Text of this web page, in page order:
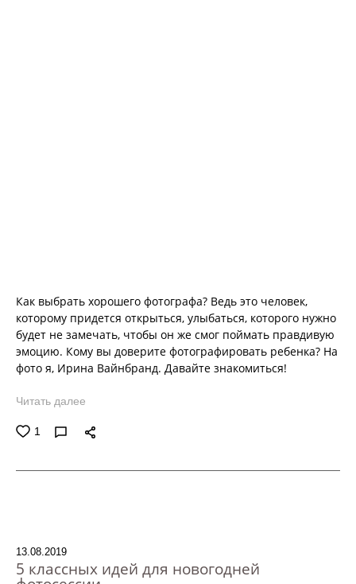
Как выбрать хорошего фотографа? Ведь это человек,
которому придется открыться, улыбаться, которого нужно
будет не замечать, чтобы он же смог поймать правдивую
эмоцию. Кому вы доверите фотографировать ребенка? На
фото я, Ирина Вайнбранд. Давайте знакомиться!
Читать далее
1
5 классных идей для новогодней
13.08.2019